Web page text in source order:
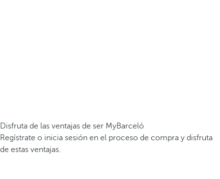
Disfruta de las ventajas de ser MyBarceló
Regístrate o inicia sesión en el proceso de compra y disfruta
de estas ventajas.